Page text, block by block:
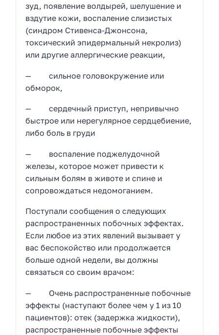
зуд, появление волдырей, шелушение и
вздутие кожи, воспаление слизистых
(синдром Стивенса-Джонсона,
токсический эпидермальный некролиз)
или другие аллергические реакции,
— сильное головокружение или
обморок,
— сердечный приступ, непривычно
быстрое или нерегулярное сердцебиение,
либо боль в груди
— воспаление поджелудочной
железы, которое может привести к
сильным болям в животе и спине и
сопровождаться недомоганием.
Поступали сообщения о следующих
распространенных побочных эффектах.
Если любое из этих явлений вызывает у
вас беспокойство или продолжается
больше одной недели, вы должны
связаться со своим врачом:
— Очень распространенные побочные
эффекты (наступают более чем у 1 из 10
пациентов): отек (задержка жидкости),
распространенные побочные эффекты